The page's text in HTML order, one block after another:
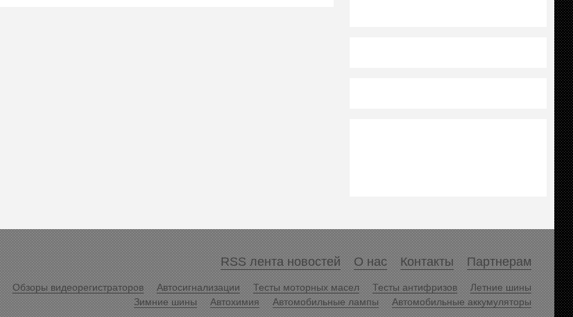
RSS лента новостей О нас Контакты Партнерам
Обзоры видеорегистраторов Автосигнализации Тесты моторных масел Тесты антифризов
Летние шины
Зимние шины
Автохимия Автомобильные лампы Автомобильные аккумуляторы